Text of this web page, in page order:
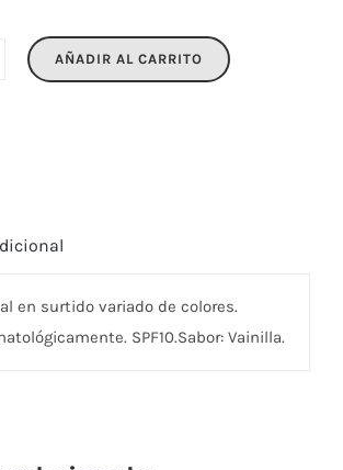
AÑADIR AL CARRITO
en surtido variado de colores.
SPF10.Sabor: Vainilla.